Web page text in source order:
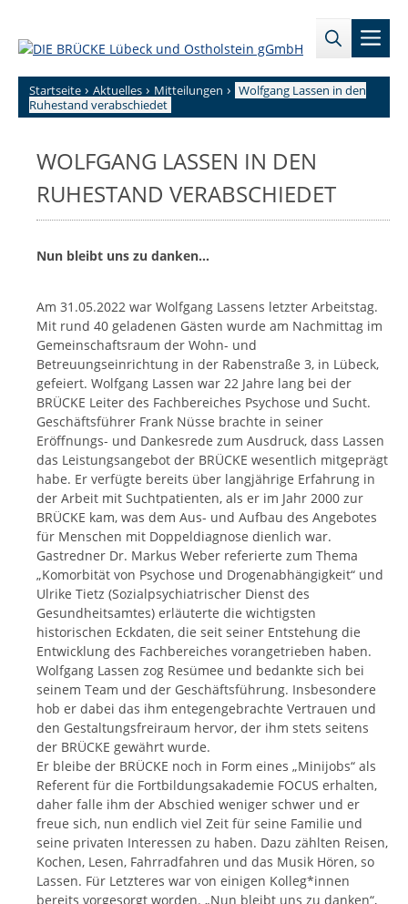
springen
→
Zur
Zum
Bereich
Startseite › Aktuelles › Mitteilungen › Wolfgang Lassen in den
Ruhestand verabschiedet
WOLFGANG LASSEN IN DEN
RUHESTAND VERABSCHIEDET
Nun bleibt uns zu danken…
Am 31.05.2022 war Wolfgang Lassens letzter Arbeitstag.
Mit rund 40 geladenen Gästen wurde am Nachmittag im
Gemeinschaftsraum der Wohn- und
Betreuungseinrichtung in der Rabenstraße 3, in Lübeck,
gefeiert. Wolfgang Lassen war 22 Jahre lang bei der
BRÜCKE Leiter des Fachbereiches Psychose und Sucht.
Geschäftsführer Frank Nüsse brachte in seiner
Eröffnungs- und Dankesrede zum Ausdruck, dass Lassen
das Leistungsangebot der BRÜCKE wesentlich mitgeprägt
habe. Er verfügte bereits über langjährige Erfahrung in
der Arbeit mit Suchtpatienten, als er im Jahr 2000 zur
BRÜCKE kam, was dem Aus- und Aufbau des Angebotes
für Menschen mit Doppeldiagnose dienlich war.
Gastredner Dr. Markus Weber referierte zum Thema
„Komorbität von Psychose und Drogenabhängigkeit“ und
Ulrike Tietz (Sozialpsychiatrischer Dienst des
Gesundheitsamtes) erläuterte die wichtigsten
historischen Eckdaten, die seit seiner Entstehung die
Entwicklung des Fachbereiches vorangetrieben haben.
Wolfgang Lassen zog Resümee und bedankte sich bei
seinem Team und der Geschäftsführung. Insbesondere
hob er dabei das ihm entegengebrachte Vertrauen und
den Gestaltungsfreiraum hervor, der ihm stets seitens
der BRÜCKE gewährt wurde.
Er bleibe der BRÜCKE noch in Form eines „Minijobs“ als
Referent für die Fortbildungsakademie FOCUS erhalten,
daher falle ihm der Abschied weniger schwer und er
freue sich, nun endlich viel Zeit für seine Familie und
seine privaten Interessen zu haben. Dazu zählten Reisen,
Kochen, Lesen, Fahrradfahren und das Musik Hören, so
Lassen. Für Letzteres war von einigen Kolleg*innen
bereits vorgesorgt worden. „Nun bleibt uns zu danken“,